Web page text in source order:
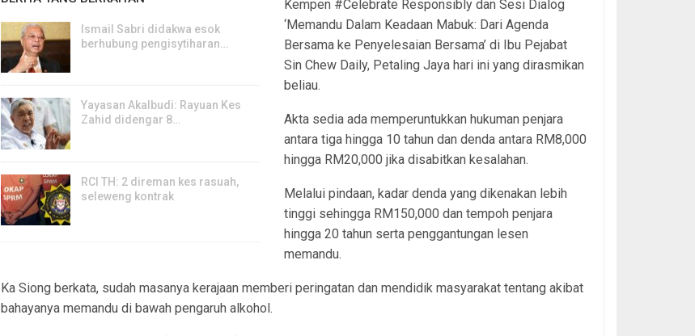
Ismail Sabri didakwa esok
berhubung pengisytiharan…
Yayasan Akalbudi: Rayuan Kes
Zahid didengar 8…
RCI TH: 2 direman kes rasuah,
seleweng kontrak
Kempen #Celebrate Responsibly dan Sesi Dialog
‘Memandu Dalam Keadaan Mabuk: Dari Agenda
Bersama ke Penyelesaian Bersama’ di Ibu Pejabat
Sin Chew Daily, Petaling Jaya hari ini yang dirasmikan
beliau.
Akta sedia ada memperuntukkan hukuman penjara
antara tiga hingga 10 tahun dan denda antara RM8,000
hingga RM20,000 jika disabitkan kesalahan.
Melalui pindaan, kadar denda yang dikenakan lebih
tinggi sehingga RM150,000 dan tempoh penjara
hingga 20 tahun serta penggantungan lesen
memandu.
Ka Siong berkata, sudah masanya kerajaan memberi peringatan dan mendidik masyarakat tentang akibat
bahayanya memandu di bawah pengaruh alkohol.